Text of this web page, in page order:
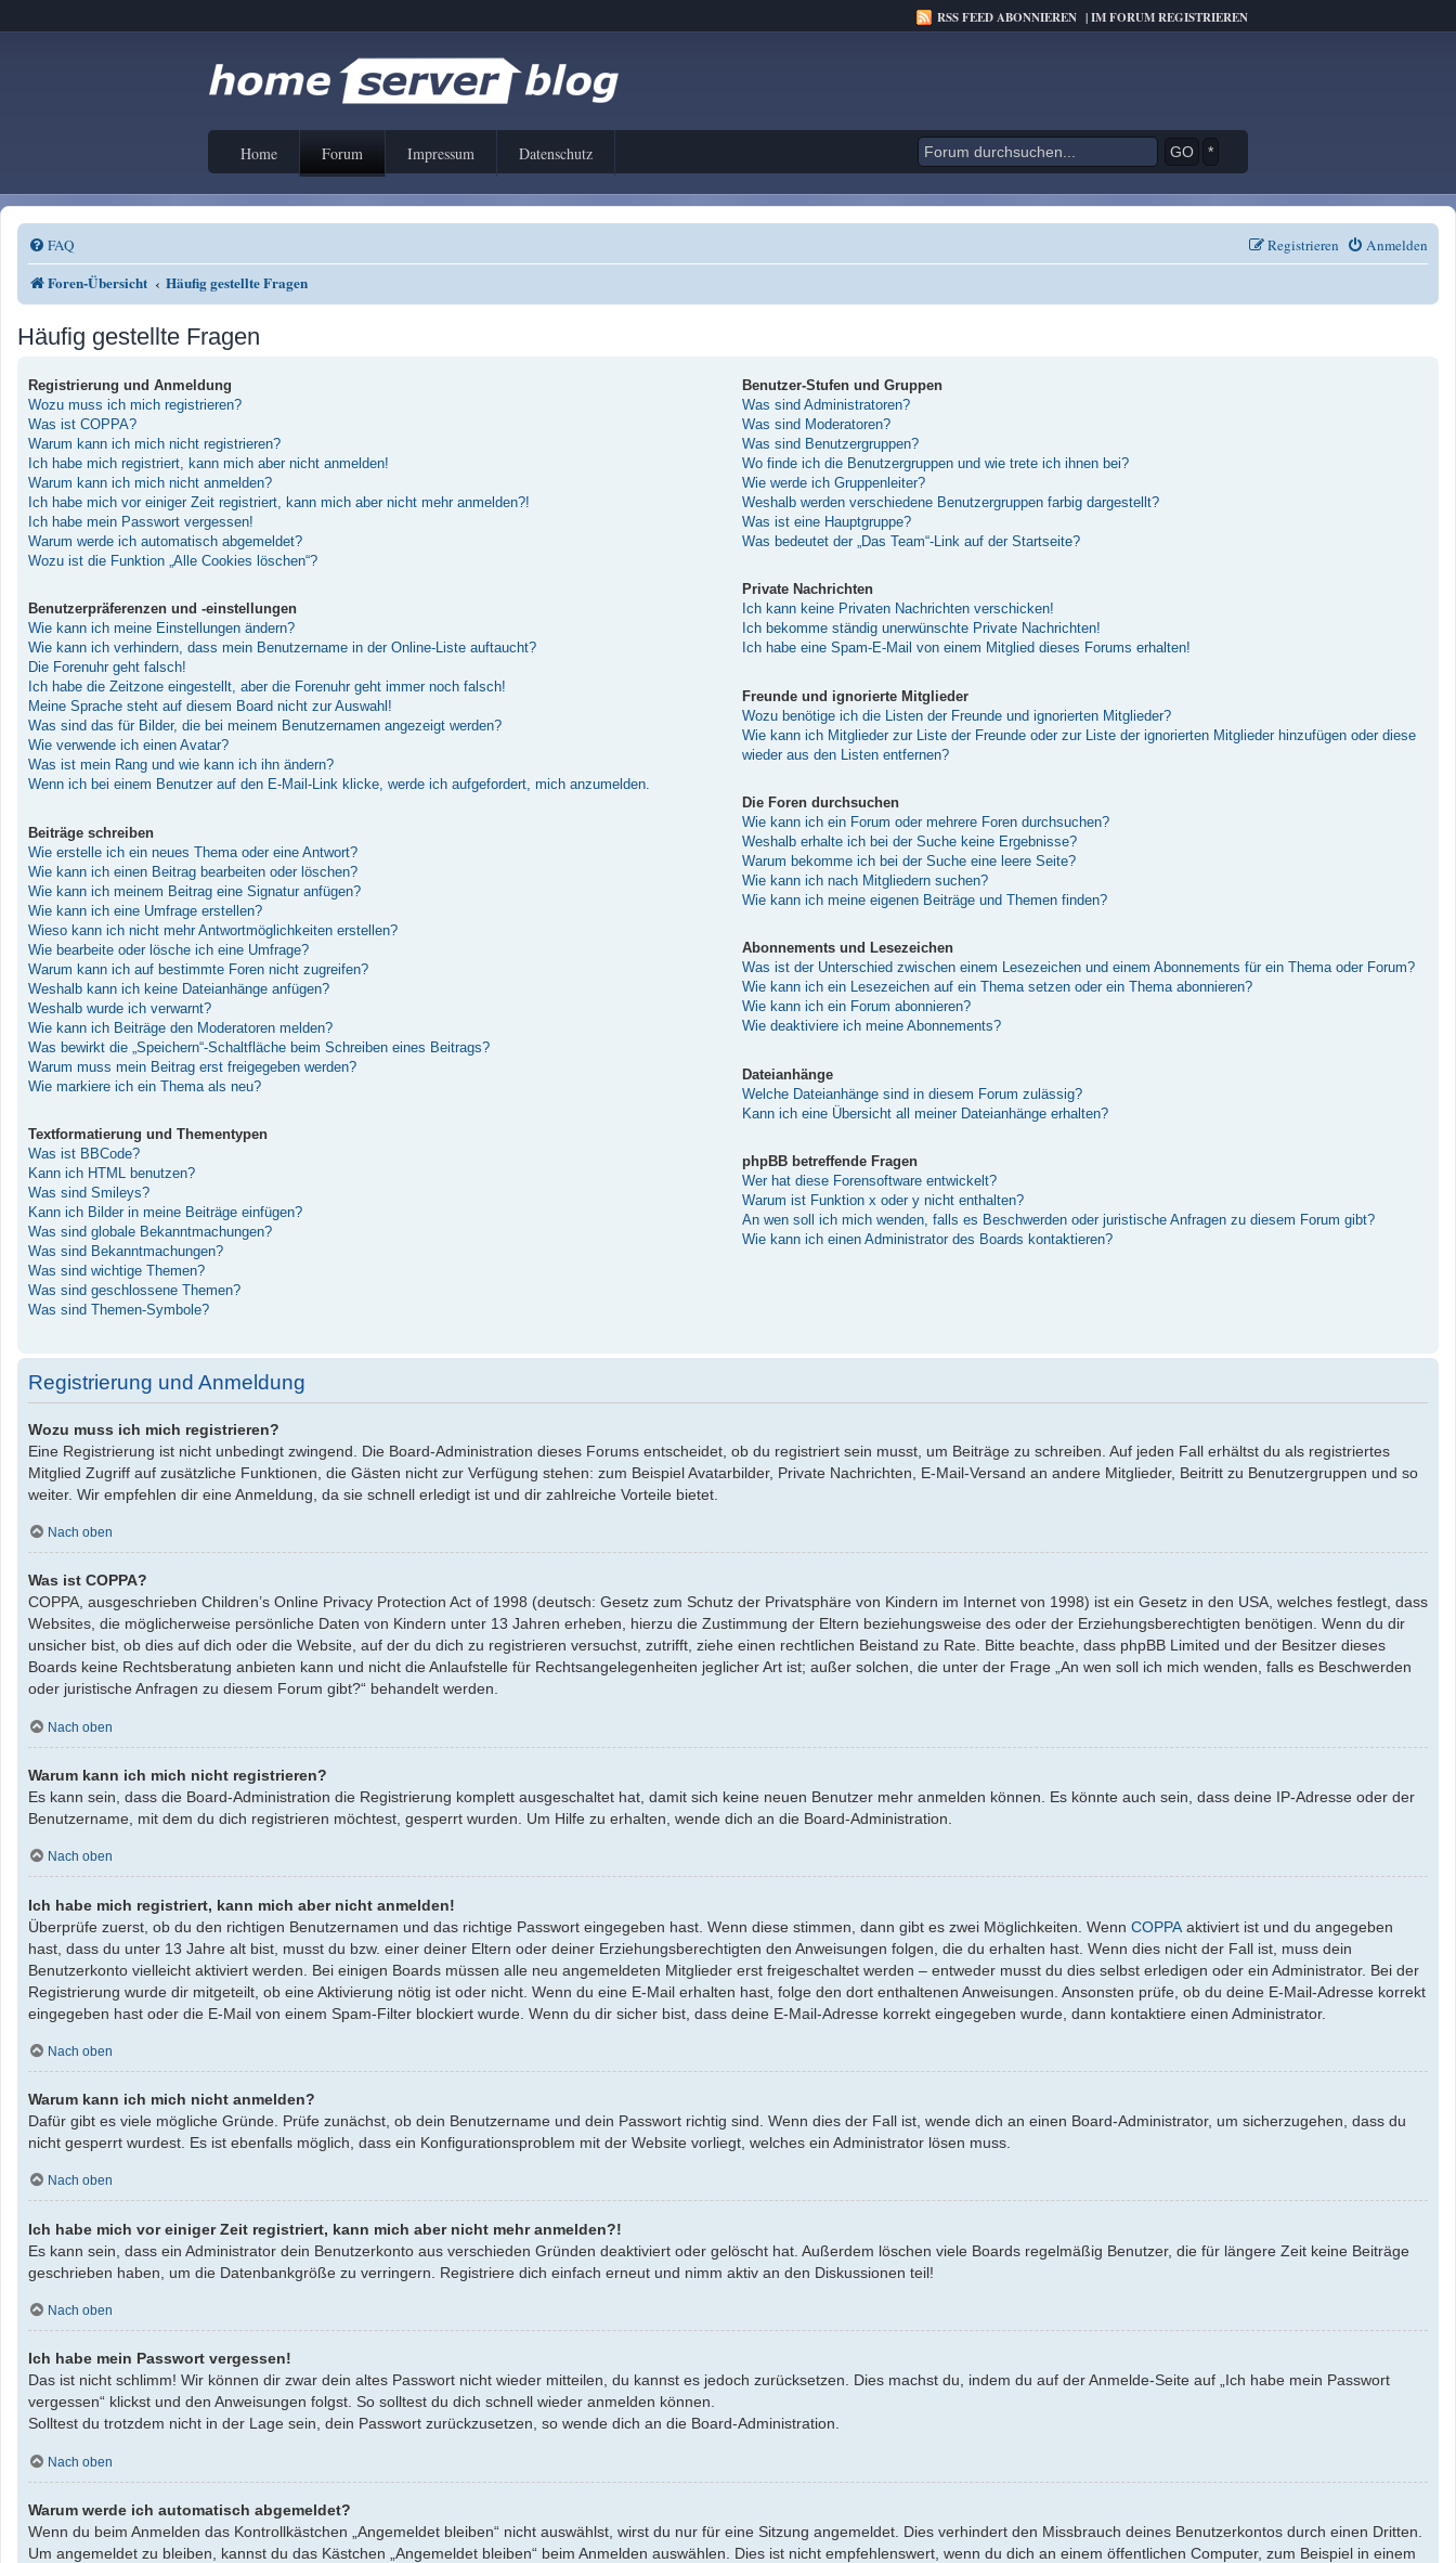
RSS FEED ABONNIEREN |IM FORUM REGISTRIEREN
Home Forum Impressum Datenschutz *
FAQ Anmelden
Registrieren
Foren-Übersicht Häufig gestellte Fragen
Häufig gestellte Fragen
Registrierung und Anmeldung
Wozu muss ich mich registrieren?
Was ist COPPA?
Warum kann ich mich nicht registrieren?
Ich habe mich registriert, kann mich aber nicht anmelden!
Warum kann ich mich nicht anmelden?
Ich habe mich vor einiger Zeit registriert, kann mich aber nicht mehr anmelden?!
Ich habe mein Passwort vergessen!
Warum werde ich automatisch abgemeldet?
Wozu ist die Funktion „Alle Cookies löschen“?
Benutzerpräferenzen und -einstellungen
Wie kann ich meine Einstellungen ändern?
Wie kann ich verhindern, dass mein Benutzername in der Online-Liste auftaucht?
Die Forenuhr geht falsch!
Ich habe die Zeitzone eingestellt, aber die Forenuhr geht immer noch falsch!
Meine Sprache steht auf diesem Board nicht zur Auswahl!
Was sind das für Bilder, die bei meinem Benutzernamen angezeigt werden?
Wie verwende ich einen Avatar?
Was ist mein Rang und wie kann ich ihn ändern?
Wenn ich bei einem Benutzer auf den E-Mail-Link klicke, werde ich aufgefordert, mich anzumelden.
Beiträge schreiben
Wie erstelle ich ein neues Thema oder eine Antwort?
Wie kann ich einen Beitrag bearbeiten oder löschen?
Wie kann ich meinem Beitrag eine Signatur anfügen?
Wie kann ich eine Umfrage erstellen?
Wieso kann ich nicht mehr Antwortmöglichkeiten erstellen?
Wie bearbeite oder lösche ich eine Umfrage?
Warum kann ich auf bestimmte Foren nicht zugreifen?
Weshalb kann ich keine Dateianhänge anfügen?
Weshalb wurde ich verwarnt?
Wie kann ich Beiträge den Moderatoren melden?
Was bewirkt die „Speichern“-Schaltfläche beim Schreiben eines Beitrags?
Warum muss mein Beitrag erst freigegeben werden?
Wie markiere ich ein Thema als neu?
Textformatierung und Thementypen
Was ist BBCode?
Kann ich HTML benutzen?
Was sind Smileys?
Kann ich Bilder in meine Beiträge einfügen?
Was sind globale Bekanntmachungen?
Was sind Bekanntmachungen?
Was sind wichtige Themen?
Was sind geschlossene Themen?
Was sind Themen-Symbole?
Benutzer-Stufen und Gruppen
Was sind Administratoren?
Was sind Moderatoren?
Was sind Benutzergruppen?
Wo finde ich die Benutzergruppen und wie trete ich ihnen bei?
Wie werde ich Gruppenleiter?
Weshalb werden verschiedene Benutzergruppen farbig dargestellt?
Was ist eine Hauptgruppe?
Was bedeutet der „Das Team“-Link auf der Startseite?
Private Nachrichten
Ich kann keine Privaten Nachrichten verschicken!
Ich bekomme ständig unerwünschte Private Nachrichten!
Ich habe eine Spam-E-Mail von einem Mitglied dieses Forums erhalten!
Freunde und ignorierte Mitglieder
Wozu benötige ich die Listen der Freunde und ignorierten Mitglieder?
Wie kann ich Mitglieder zur Liste der Freunde oder zur Liste der ignorierten Mitglieder hinzufügen oder diese
wieder aus den Listen entfernen?
Die Foren durchsuchen
Wie kann ich ein Forum oder mehrere Foren durchsuchen?
Weshalb erhalte ich bei der Suche keine Ergebnisse?
Warum bekomme ich bei der Suche eine leere Seite?
Wie kann ich nach Mitgliedern suchen?
Wie kann ich meine eigenen Beiträge und Themen finden?
Abonnements und Lesezeichen
Was ist der Unterschied zwischen einem Lesezeichen und einem Abonnements für ein Thema oder Forum?
Wie kann ich ein Lesezeichen auf ein Thema setzen oder ein Thema abonnieren?
Wie kann ich ein Forum abonnieren?
Wie deaktiviere ich meine Abonnements?
Dateianhänge
Welche Dateianhänge sind in diesem Forum zulässig?
Kann ich eine Übersicht all meiner Dateianhänge erhalten?
phpBB betreffende Fragen
Wer hat diese Forensoftware entwickelt?
Warum ist Funktion x oder y nicht enthalten?
An wen soll ich mich wenden, falls es Beschwerden oder juristische Anfragen zu diesem Forum gibt?
Wie kann ich einen Administrator des Boards kontaktieren?
Registrierung und Anmeldung
Wozu muss ich mich registrieren?
Eine Registrierung ist nicht unbedingt zwingend. Die Board-Administration dieses Forums entscheidet, ob du registriert sein musst, um Beiträge zu schreiben. Auf jeden Fall erhältst du als registriertes
Mitglied Zugriff auf zusätzliche Funktionen, die Gästen nicht zur Verfügung stehen: zum Beispiel Avatarbilder, Private Nachrichten, E-Mail-Versand an andere Mitglieder, Beitritt zu Benutzergruppen und so
weiter. Wir empfehlen dir eine Anmeldung, da sie schnell erledigt ist und dir zahlreiche Vorteile bietet.
Nach oben
Was ist COPPA?
COPPA, ausgeschrieben Children’s Online Privacy Protection Act of 1998 (deutsch: Gesetz zum Schutz der Privatsphäre von Kindern im Internet von 1998) ist ein Gesetz in den USA, welches festlegt, dass
Websites, die möglicherweise persönliche Daten von Kindern unter 13 Jahren erheben, hierzu die Zustimmung der Eltern beziehungsweise des oder der Erziehungsberechtigten benötigen. Wenn du dir
unsicher bist, ob dies auf dich oder die Website, auf der du dich zu registrieren versuchst, zutrifft, ziehe einen rechtlichen Beistand zu Rate. Bitte beachte, dass phpBB Limited und der Besitzer dieses
Boards keine Rechtsberatung anbieten kann und nicht die Anlaufstelle für Rechtsangelegenheiten jeglicher Art ist; außer solchen, die unter der Frage „An wen soll ich mich wenden, falls es Beschwerden
oder juristische Anfragen zu diesem Forum gibt?“ behandelt werden.
Nach oben
Warum kann ich mich nicht registrieren?
Es kann sein, dass die Board-Administration die Registrierung komplett ausgeschaltet hat, damit sich keine neuen Benutzer mehr anmelden können. Es könnte auch sein, dass deine IP-Adresse oder der
Benutzername, mit dem du dich registrieren möchtest, gesperrt wurden. Um Hilfe zu erhalten, wende dich an die Board-Administration.
Nach oben
Ich habe mich registriert, kann mich aber nicht anmelden!
Überprüfe zuerst, ob du den richtigen Benutzernamen und das richtige Passwort eingegeben hast. Wenn diese stimmen, dann gibt es zwei Möglichkeiten. Wenn COPPA aktiviert ist und du angegeben
hast, dass du unter 13 Jahre alt bist, musst du bzw. einer deiner Eltern oder deiner Erziehungsberechtigten den Anweisungen folgen, die du erhalten hast. Wenn dies nicht der Fall ist, muss dein
Benutzerkonto vielleicht aktiviert werden. Bei einigen Boards müssen alle neu angemeldeten Mitglieder erst freigeschaltet werden – entweder musst du dies selbst erledigen oder ein Administrator. Bei der
Registrierung wurde dir mitgeteilt, ob eine Aktivierung nötig ist oder nicht. Wenn du eine E-Mail erhalten hast, folge den dort enthaltenen Anweisungen. Ansonsten prüfe, ob du deine E-Mail-Adresse korrekt
eingegeben hast oder die E-Mail von einem Spam-Filter blockiert wurde. Wenn du dir sicher bist, dass deine E-Mail-Adresse korrekt eingegeben wurde, dann kontaktiere einen Administrator.
Nach oben
Warum kann ich mich nicht anmelden?
Dafür gibt es viele mögliche Gründe. Prüfe zunächst, ob dein Benutzername und dein Passwort richtig sind. Wenn dies der Fall ist, wende dich an einen Board-Administrator, um sicherzugehen, dass du
nicht gesperrt wurdest. Es ist ebenfalls möglich, dass ein Konfigurationsproblem mit der Website vorliegt, welches ein Administrator lösen muss.
Nach oben
Ich habe mich vor einiger Zeit registriert, kann mich aber nicht mehr anmelden?!
Es kann sein, dass ein Administrator dein Benutzerkonto aus verschieden Gründen deaktiviert oder gelöscht hat. Außerdem löschen viele Boards regelmäßig Benutzer, die für längere Zeit keine Beiträge
geschrieben haben, um die Datenbankgröße zu verringern. Registriere dich einfach erneut und nimm aktiv an den Diskussionen teil!
Nach oben
Ich habe mein Passwort vergessen!
Das ist nicht schlimm! Wir können dir zwar dein altes Passwort nicht wieder mitteilen, du kannst es jedoch zurücksetzen. Dies machst du, indem du auf der Anmelde-Seite auf „Ich habe mein Passwort
vergessen“ klickst und den Anweisungen folgst. So solltest du dich schnell wieder anmelden können.
Solltest du trotzdem nicht in der Lage sein, dein Passwort zurückzusetzen, so wende dich an die Board-Administration.
Nach oben
Warum werde ich automatisch abgemeldet?
Wenn du beim Anmelden das Kontrollkästchen „Angemeldet bleiben“ nicht auswählst, wirst du nur für eine Sitzung angemeldet. Dies verhindert den Missbrauch deines Benutzerkontos durch einen Dritten.
Um angemeldet zu bleiben, kannst du das Kästchen „Angemeldet bleiben“ beim Anmelden auswählen. Dies ist nicht empfehlenswert, wenn du dich an einem öffentlichen Computer, zum Beispiel in einem